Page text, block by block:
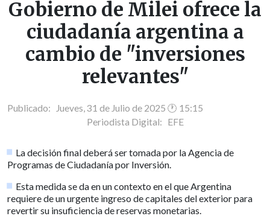
Gobierno de Milei ofrece la
ciudadanía argentina a
cambio de "inversiones
relevantes"
Publicado: Jueves, 31 de Julio de 2025 🕐 15:15
Periodista Digital: EFE
La decisión final deberá ser tomada por la Agencia de
Programas de Ciudadanía por Inversión.
Esta medida se da en un contexto en el que Argentina
requiere de un urgente ingreso de capitales del exterior para
revertir su insuficiencia de reservas monetarias.